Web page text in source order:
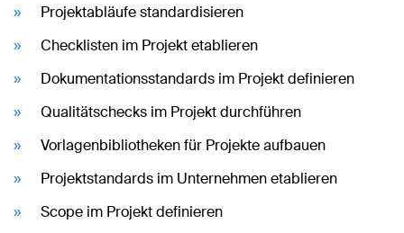
Projektabläufe standardisieren
Checklisten im Projekt etablieren
Dokumentationsstandards im Projekt definieren
Qualitätschecks im Projekt durchführen
Vorlagenbibliotheken für Projekte aufbauen
Projektstandards im Unternehmen etablieren
Scope im Projekt definieren